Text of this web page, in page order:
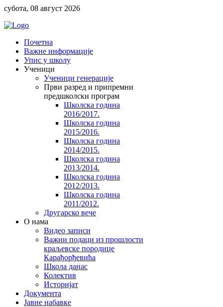
субота, 08 август 2026
Почетна
Важне информације
Упис у школу
Ученици
Ученици генерације
Први разред и припремни
предшколски програм
Школска година
2016/2017.
Школска година
2015/2016.
Школска година
2014/2015.
Школска година
2013/2014.
Школска година
2012/2013.
Школска година
2011/2012.
Другарско вече
O нама
Видео записи
Важни подаци из прошлости
краљевске породице
Карађорђевића
Школа данас
Колектив
Историјат
Документа
Јавне набавке